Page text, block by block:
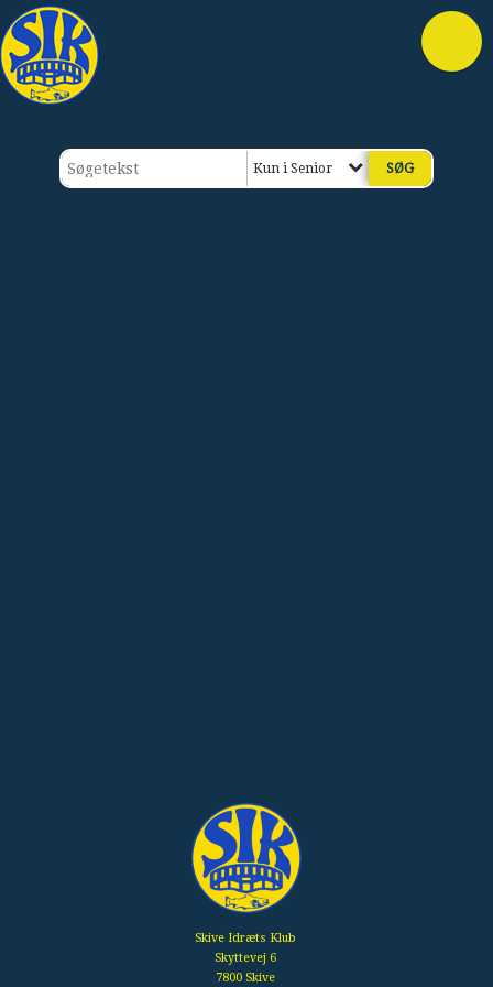
Kun i Senior
Skive Idræts Klub
Skyttevej 6
7800 Skive